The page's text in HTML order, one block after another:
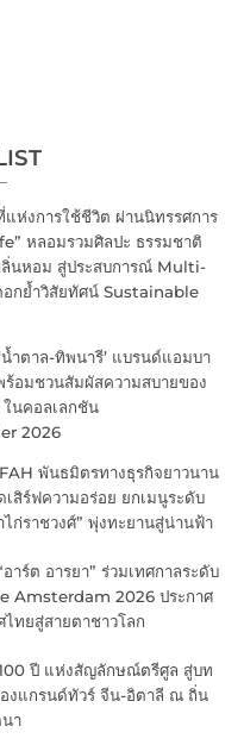
ห่งการใช้ชีวิต ผ่านนิทรรศการ
หลอมรวมศิลปะ ธรรมชาติ
ลิ่นหอม สู่ประสบการณ์ Multi-
กย้ำวิสัยทัศน์ Sustainable
ำตาล-ทิพนารี’ แบรนด์แอมบา
ร้อมชวนสัมผัสความสบายของ
นคอลเลกชัน
2026
พันธมิตรทางธุรกิจยาวนาน
สิร์ฟความอร่อย ยกเมนูระดับ
ก่ราชวงศ์” พุ่งทะยานสู่น่านฟ้า
อาร์ต อารยา” ร่วมเทศกาลระดับ
Amsterdam 2026 ประกาศ
ไทยสู่สายตาชาวโลก
ปี แห่งสัญลักษณ์ตรีศูล สู่บท
งแกรนด์ทัวร์ จีน-อิตาลี ณ ถิ่น
นา